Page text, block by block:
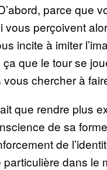
parce que
vous perçoivent
incite à imiter
ça que le tour se
chercher à
que rendre plus
de sa
de
dans le